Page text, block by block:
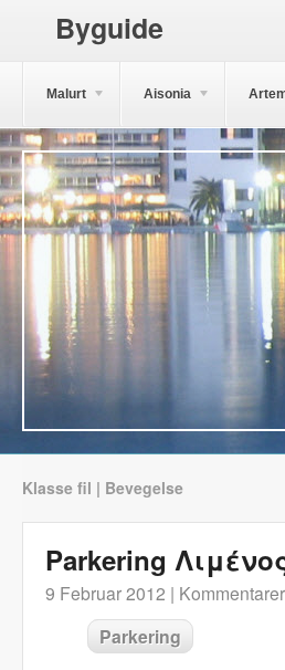
Byguide
Malurt Aisonia
Klasse fil | Bevegelse
Parkering
9 Februar 2012 |
Parkering